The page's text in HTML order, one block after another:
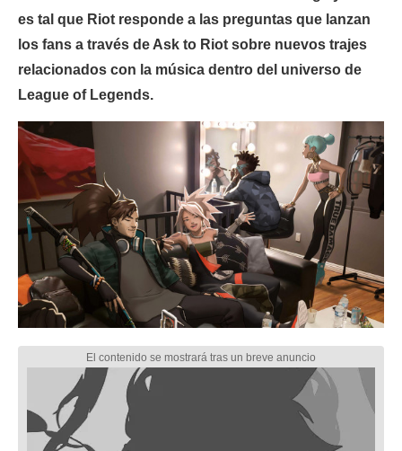
es tal que Riot responde a las preguntas que lanzan
los fans a través de Ask to Riot sobre nuevos trajes
relacionados con la música dentro del universo de
League of Legends.